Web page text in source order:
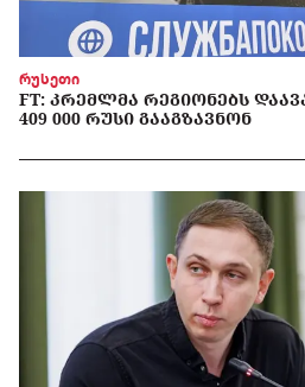
რუსეთი
FT: ᲙᲠᲔᲛᲚᲛᲐ ᲠᲔᲒᲘᲝᲜᲔᲑᲡ
409 000 ᲠᲣᲡᲘ ᲒᲐᲐᲒᲖᲐᲕᲜᲝᲜ